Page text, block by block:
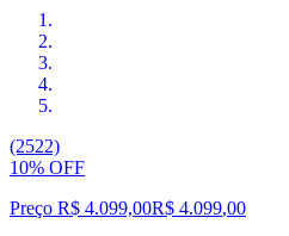
(2522)
10% OFF
Preço R$ 4.099,00R$ 4.099,00